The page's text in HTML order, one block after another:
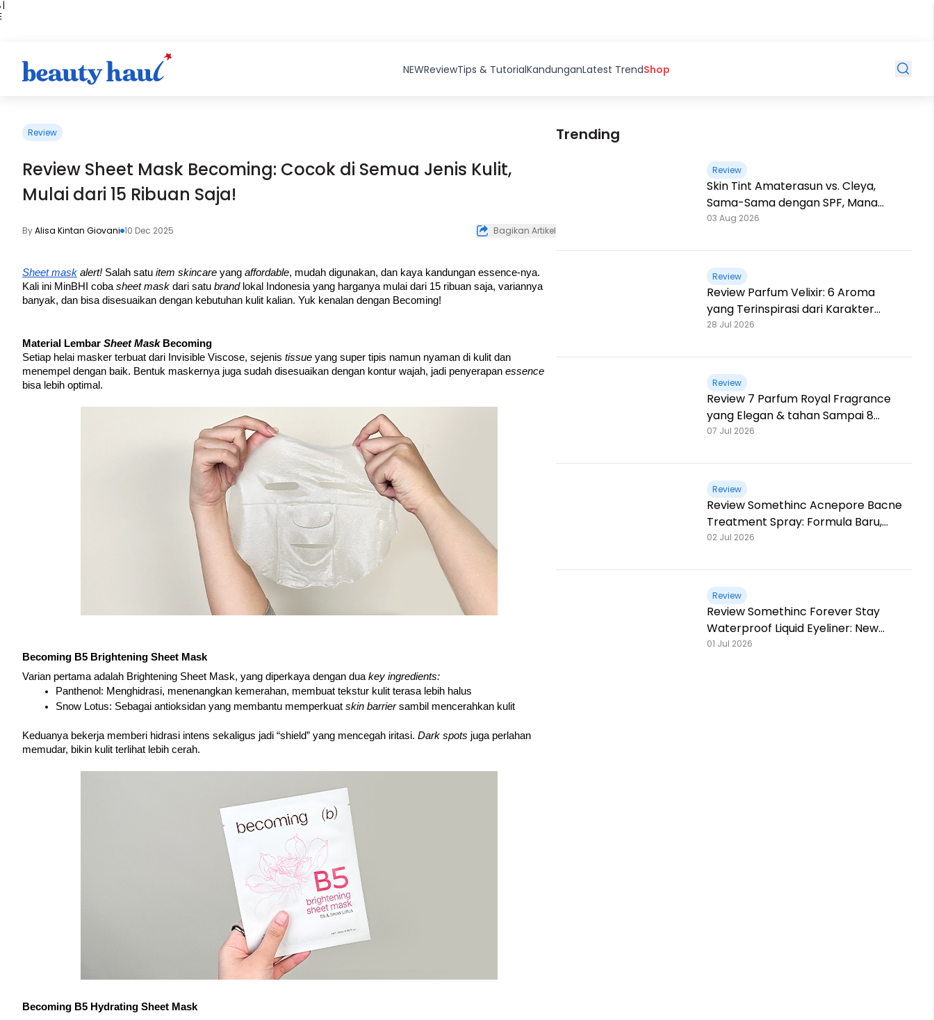
|
NEWReviewTips & TutorialKandunganLatest TrendShop
Review
Review Sheet Mask Becoming: Cocok di Semua Jenis Kulit,
Mulai dari 15 Ribuan Saja!
ByAlisa Kintan Giovani 10 Dec 2025 Bagikan Artikel
Sheet mask alert! Salah satu item skincare yang affordable, mudah digunakan, dan kaya kandungan essence-nya.
Kali ini MinBHI coba sheet mask dari satu brand lokal Indonesia yang harganya mulai dari 15 ribuan saja, variannya
banyak, dan bisa disesuaikan dengan kebutuhan kulit kalian. Yuk kenalan dengan Becoming!
Material Lembar Sheet Mask Becoming
Setiap helai masker terbuat dari Invisible Viscose, sejenis tissue yang super tipis namun nyaman di kulit dan
menempel dengan baik. Bentuk maskernya juga sudah disesuaikan dengan kontur wajah, jadi penyerapan
bisa lebih optimal.
Becoming B5 Brightening Sheet Mask
Varian pertama adalah Brightening Sheet Mask, yang diperkaya dengan dua key ingredients:
Panthenol: Menghidrasi, menenangkan kemerahan, membuat tekstur kulit terasa lebih halus
Snow Lotus: Sebagai antioksidan yang membantu memperkuat skin barrier sambil mencerahkan kulit
Keduanya bekerja memberi hidrasi intens sekaligus jadi “shield” yang mencegah iritasi. Dark spots juga perlahan
memudar, bikin kulit terlihat lebih cerah.
Becoming B5 Hydrating Sheet Mask
Trending
Review
Skin Tint Amaterasun vs. Cleya,
Sama-Sama dengan SPF, Mana
yang Paling Nampol?
03 Aug 2026
Review
Review Parfum Velixir: 6 Aroma
yang Terinspirasi dari Karakter
Mitologi Yunani
28 Jul 2026
Review
Review 7 Parfum Royal Fragrance
yang Elegan & tahan Sampai 8
Jam!
07 Jul 2026
Review
Review Somethinc Acnepore Bacne
Treatment Spray: Formula Baru,
Kemasan Baru, Makin Ampuh!
02 Jul 2026
Review
Review Somethinc Forever Stay
Waterproof Liquid Eyeliner: New
Shades, Extra Matte & Super
01 Jul 2026